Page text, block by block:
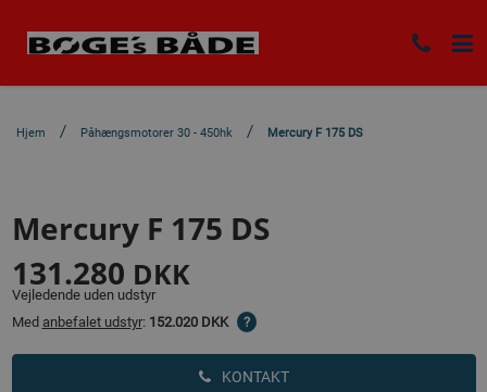
Hjem Påhængsmotorer 30 - 450hk Mercury F 175 DS
KONTAKT
Mercury F 175 DS
131.280 DKK
Vejledende uden udstyr
Med anbefalet udstyr: 152.020 DKK ?